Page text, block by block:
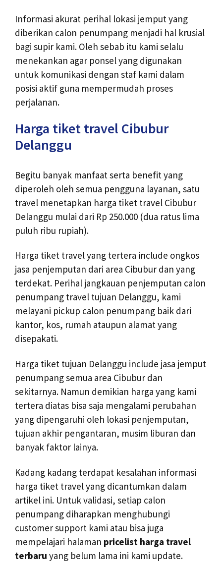
Informasi akurat perihal lokasi jemput yang
diberikan calon penumpang menjadi hal krusial
bagi supir kami. Oleh sebab itu kami selalu
menekankan agar ponsel yang digunakan
untuk komunikasi dengan staf kami dalam
posisi aktif guna mempermudah proses
perjalanan.
Harga tiket travel Cibubur
Delanggu
Begitu banyak manfaat serta benefit yang
diperoleh oleh semua pengguna layanan, satu
travel menetapkan harga tiket travel Cibubur
Delanggu mulai dari Rp 250.000 (dua ratus lima
puluh ribu rupiah).
Harga tiket travel yang tertera include ongkos
jasa penjemputan dari area Cibubur dan yang
terdekat. Perihal jangkauan penjemputan calon
penumpang travel tujuan Delanggu, kami
melayani pickup calon penumpang baik dari
kantor, kos, rumah ataupun alamat yang
disepakati.
Harga tiket tujuan Delanggu include jasa jemput
penumpang semua area Cibubur dan
sekitarnya. Namun demikian harga yang kami
tertera diatas bisa saja mengalami perubahan
yang dipengaruhi oleh lokasi penjemputan,
tujuan akhir pengantaran, musim liburan dan
banyak faktor lainya.
Kadang kadang terdapat kesalahan informasi
harga tiket travel yang dicantumkan dalam
artikel ini. Untuk validasi, setiap calon
penumpang diharapkan menghubungi
customer support kami atau bisa juga
mempelajari halaman pricelist harga travel
terbaru yang belum lama ini kami update.